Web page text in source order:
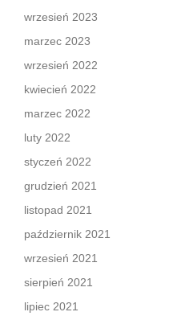
wrzesień 2023
marzec 2023
wrzesień 2022
kwiecień 2022
marzec 2022
luty 2022
styczeń 2022
grudzień 2021
listopad 2021
październik 2021
wrzesień 2021
sierpień 2021
lipiec 2021